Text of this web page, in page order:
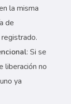
la misma
de
: Si se
liberación no
ya